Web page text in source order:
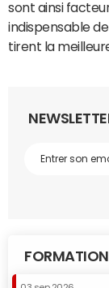
sont ainsi
indispensable de
tirent la